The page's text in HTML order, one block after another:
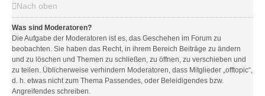
Nach oben
Was sind Moderatoren?
Die Aufgabe der Moderatoren ist es, das Geschehen im Forum zu
beobachten. Sie haben das Recht, in ihrem Bereich Beiträge zu ändern
und zu löschen und Themen zu schließen, zu öffnen, zu verschieben und
zu teilen. Üblicherweise verhindern Moderatoren, dass Mitglieder „offtopic“,
d. h. etwas nicht zum Thema Passendes, oder Beleidigendes bzw.
Angreifendes schreiben.